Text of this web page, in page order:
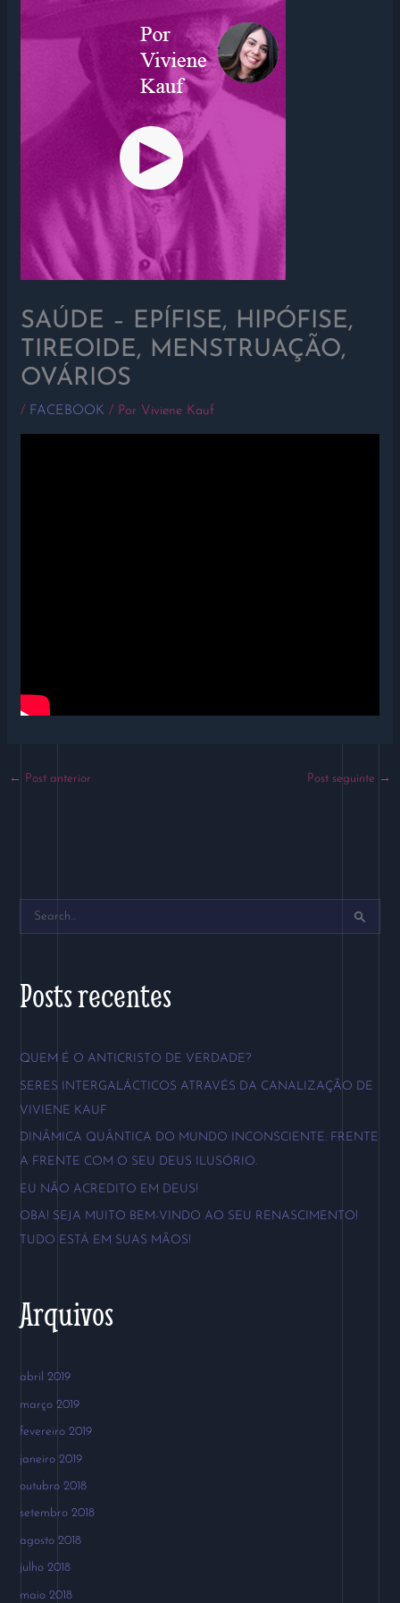
SAÚDE – EPÍFISE, HIPÓFISE,
TIREOIDE, MENSTRUAÇÃO,
OVÁRIOS
/ FACEBOOK / Por Viviene Kauf
← Post anterior Post seguinte →
q
i
s
o
r
Posts recentes
QUEM É O ANTICRISTO DE VERDADE?
SERES INTERGALÁCTICOS ATRAVÉS DA CANALIZAÇÃO DE
VIVIENE KAUF
DINÂMICA QUÂNTICA DO MUNDO INCONSCIENTE: FRENTE
A FRENTE COM O SEU DEUS ILUSÓRIO.
EU NÃO ACREDITO EM DEUS!
OBA! SEJA MUITO BEM-VINDO AO SEU RENASCIMENTO!
TUDO ESTÁ EM SUAS MÃOS!
Arquivos
abril 2019
março 2019
fevereiro 2019
janeiro 2019
outubro 2018
setembro 2018
agosto 2018
julho 2018
maio 2018